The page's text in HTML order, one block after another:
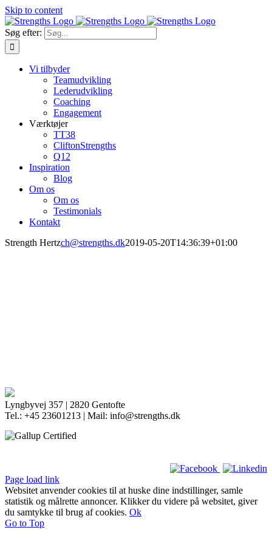
Skip to content
Søg efter:
Vi tilbyder
Teamudvikling
Lederudvikling
Coaching
Engagement
Værktøjer
TT38
CliftonStrengths
Q12
Inspiration
Blog
Om os
Om os
Testimonials
Kontakt
Strength Hertzch@strengths.dk2019-05-20T14:36:39+01:00
Lyngbyvej 357 | 2820 Gentofte
Tel.: +45 23601213 | Mail: info@strengths.dk
Page load link
Websitet anvender cookies til at huske dine indstillinger, samle
statistik og målrette annoncer. Klikker du videre på websitet, giver
du samtykke til brug af cookies. Ok
Go to Top